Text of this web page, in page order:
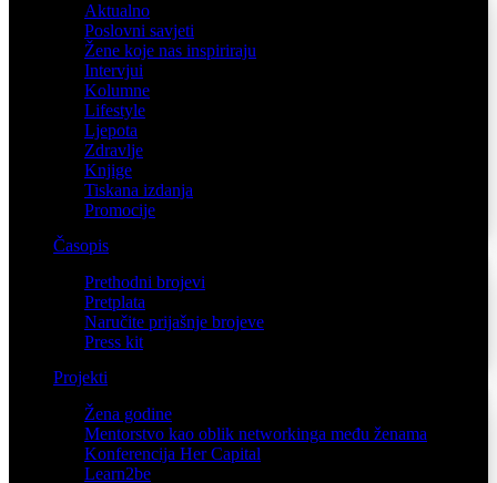
Aktualno
Poslovni savjeti
Žene koje nas inspiriraju
Intervjui
Kolumne
Lifestyle
Ljepota
Zdravlje
Knjige
Tiskana izdanja
Promocije
Časopis
Prethodni brojevi
Pretplata
Naručite prijašnje brojeve
Press kit
Projekti
Žena godine
Mentorstvo kao oblik networkinga među ženama
Konferencija Her Capital
Learn2be